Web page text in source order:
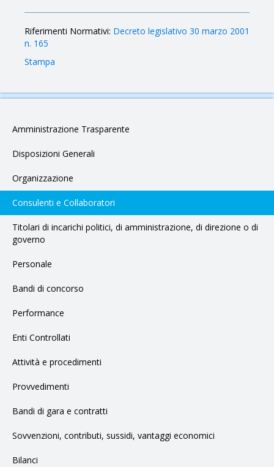
Riferimenti Normativi: Decreto legislativo 30 marzo 2001
n. 165
Stampa
Amministrazione Trasparente
Disposizioni Generali
Organizzazione
Consulenti e Collaboratori
Titolari di incarichi politici, di amministrazione, di direzione o di
governo
Personale
Bandi di concorso
Performance
Enti Controllati
Attività e procedimenti
Provvedimenti
Bandi di gara e contratti
Sovvenzioni, contributi, sussidi, vantaggi economici
Bilanci